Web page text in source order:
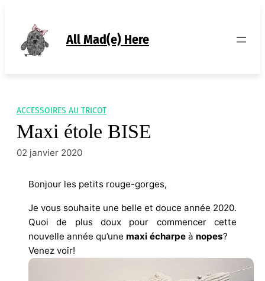
contenu
All Mad(e) Here
ACCESSOIRES AU TRICOT
Maxi étole BISE
02 janvier 2020
Bonjour les petits rouge-gorges,
Je vous souhaite une belle et douce année 2020.
Quoi de plus doux pour commencer cette
nouvelle année qu’une maxi écharpe à nopes?
Venez voir!